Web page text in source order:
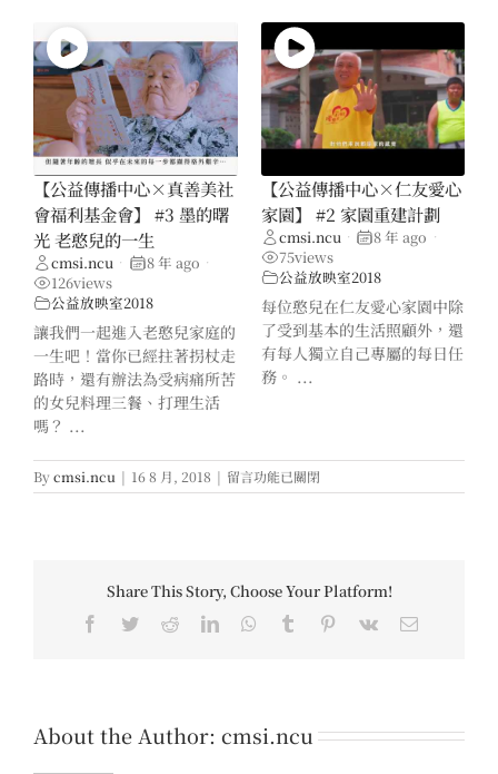
【公益傳播中心×真善美社
會福利基金會】 #3 墨的曙
光 老憨兒的一生
cmsi.ncu • 8 年 ago •
126views
公益放映室2018
讓我們一起進入老憨兒家庭的
一生吧！當你已經拄著拐杖走
路時，還有辦法為受病痛所苦
的女兒料理三餐、打理生活
嗎？ ...
【公益傳播中心×仁友愛心
家園】 #2 家園重建計劃
cmsi.ncu • 8 年 ago •
75views
公益放映室2018
每位憨兒在仁友愛心家園中除
了受到基本的生活照顧外，還
有每人獨立自己專屬的每日任
務。 ...
Bycmsi.ncu | 16 8 月, 2018 | 在
〈【公
心
症
留言功能已關閉
Share This Story, Choose Your Platform!
Facebook
TwitterRedditLinkedInWhatsApp
Tumblr Pinterest
Vk Email
About the Author: cmsi.ncu